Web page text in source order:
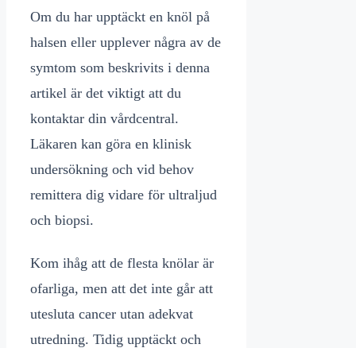
Om du har upptäckt en knöl på
halsen eller upplever några av de
symtom som beskrivits i denna
artikel är det viktigt att du
kontaktar din vårdcentral.
Läkaren kan göra en klinisk
undersökning och vid behov
remittera dig vidare för ultraljud
och biopsi.
Kom ihåg att de flesta knölar är
ofarliga, men att det inte går att
utesluta cancer utan adekvat
utredning. Tidig upptäckt och